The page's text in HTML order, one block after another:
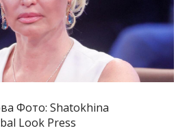
Фото: Shatokhina
Look Press